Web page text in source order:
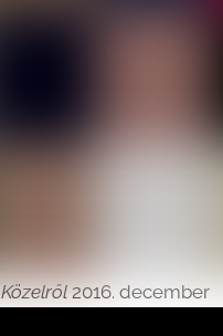
Közelről2016. december